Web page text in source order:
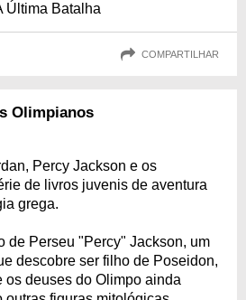
Última Batalha
COMPARTILHAR
Olimpianos
Percy Jackson e os
de livros juvenis de aventura
grega.
de Perseu "Percy" Jackson, um
descobre ser filho de Poseidon,
os deuses do Olimpo ainda